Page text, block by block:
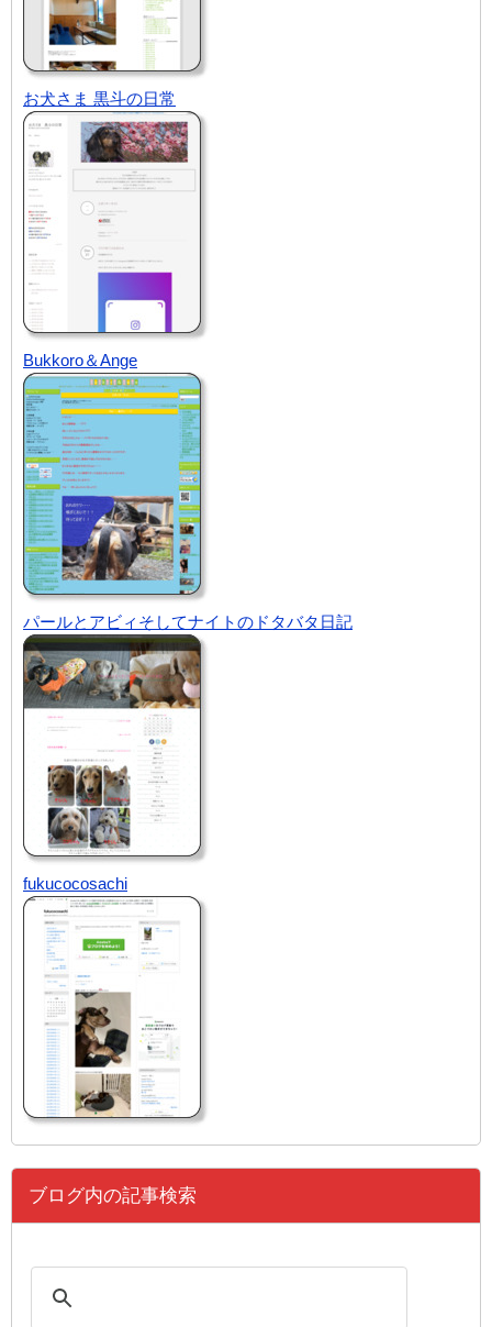
お犬さま 黒斗の日常
Bukkoro＆Ange
パールとアビィそしてナイトのドタバタ日記
fukucocosachi
ブログ内の記事検索